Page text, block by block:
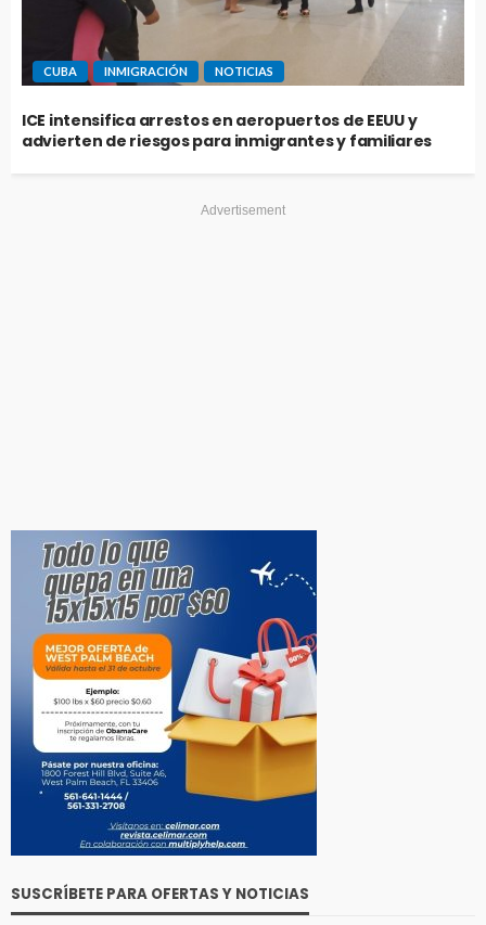
CUBA INMIGRACIÓN NOTICIAS
ICE intensifica arrestos en aeropuertos de EEUU y
advierten de riesgos para inmigrantes y familiares
Advertisement
SUSCRÍBETE PARA OFERTAS Y NOTICIAS